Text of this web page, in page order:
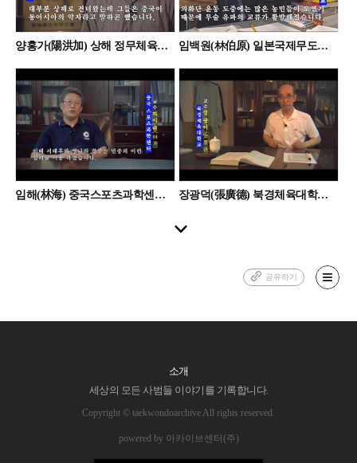
양홍가(陽洪加) 상해 정무체육회 관계자 임백원(林伯原) 일본국제무도대학교 교수
임해(林海) 중국스포츠과학센터 교수 장광덕(張廣德) 북경체육대학교 교수
공유하기
소개
세상의 모든 사범들 이야기를 기록합니다.
Copyright © taekwondoarchive All rights reserved.
powered by 아카이브센터(주)